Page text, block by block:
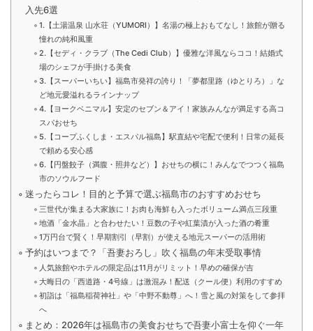
入先6選
1.【土湯温泉 山水荘（YUMORI）】名湯の極上おもてなし！旅館が贈る
憧れの純和風重
2.【セディ・クラブ（The Cedi Club）】優雅な洋風ならココ！結婚式
場のシェフが手掛ける美食
3.【スーパーいちい】福島市発祥の誇り！「夢都里路（ゆとりろ）」な
ど地元愛溢れるラインナップ
4.【ヨークベニマル】安定のセブン＆アイ！家族みんなが満足する高コ
スパおせち
5.【コープふくしま・エスパル福島】駅直結や宅配で便利！日常の延長
で頼める安心感
6.【円盤餃子（満腹・照井など）】おせちの横に！みんなでつつく福島
市のソウルフード
迷ったらコレ！目的と予算で選ぶ福島市のおすすめおせち
三世代が集まる大家族に！お肉も海鮮も入ったボリューム満点三段重
地酒「金水晶」と合わせたい！豆数の子や紅葉漬が入った酒の肴重
1万円台で賢く！早期割引（早割）が使える地元スーパーの活用術
予約はいつまで？「吾妻おろし」吹く福島の年末受取事情
人気旅館やホテルの限定品は11月がリミット！早めの確保が吉
大晦日の「西道路・4号線」は激混み！配送（クール便）利用のすすめ
初詣は「福島稲荷神社」や「中野不動尊」へ！雪と風の対策をして参拝
へ
まとめ：2026年は福島市の美食おせちで吾妻小富士を仰ぐ一年